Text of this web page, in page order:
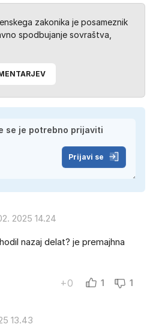
zakonika je posameznik
spodbujanje sovraštva,
Prijavi se
2025 14.24
nazaj delat? je premajhna
+0 1 1
13.43